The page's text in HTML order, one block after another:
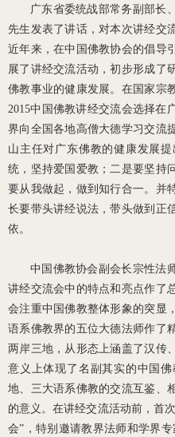
广东省委统战部常务副部长
先生发表了讲话，对本次讲经交
近年来，在中国佛教协会的倡导
展了讲经交流活动，初步形成了
佛教事业的健康发展。在国家宗
2015中国佛教讲经交流会选择在
界向全国各地高僧大德学习交流
山主任对广东佛教的健康发展
统，坚持爱国爱教；二是要坚持
要从我做起，做到知行合一。并
长要带头讲经说法，带头做到正
依。
中国佛教协会副会长宗性法
讲经交流会中的特点和亮点作了
会注重中国佛教整体形象的突显
语系佛教界的五位大德法师作了
两岸三地，从形态上涵盖了汉传
意义上体现了名副其实的中国
地、三大语系佛教的交流互鉴、
的意义。在讲经交流活动前，首
会”，特别邀请教界法师和学界